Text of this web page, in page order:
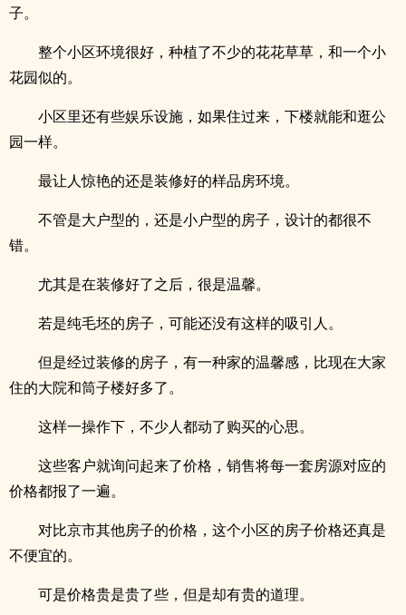
子。
整个小区环境很好，种植了不少的花花草草，和一个小
花园似的。
小区里还有些娱乐设施，如果住过来，下楼就能和逛公
园一样。
最让人惊艳的还是装修好的样品房环境。
不管是大户型的，还是小户型的房子，设计的都很不
错。
尤其是在装修好了之后，很是温馨。
若是纯毛坯的房子，可能还没有这样的吸引人。
但是经过装修的房子，有一种家的温馨感，比现在大家
住的大院和筒子楼好多了。
这样一操作下，不少人都动了购买的心思。
这些客户就询问起来了价格，销售将每一套房源对应的
价格都报了一遍。
对比京市其他房子的价格，这个小区的房子价格还真是
不便宜的。
可是价格贵是贵了些，但是却有贵的道理。